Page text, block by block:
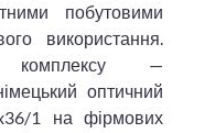
побутовими
використання.
комплексу —
оптичний
1 на фірмових